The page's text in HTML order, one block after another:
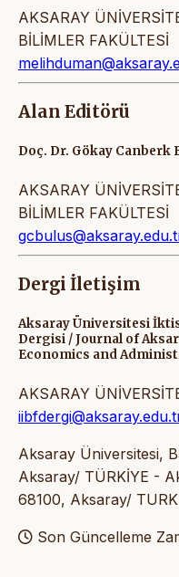
AKSARAY
BİLİMLER FAKÜLTESİ
Alan Editörü
Doç. Dr. Gökay Canberk
AKSARAY
BİLİMLER FAKÜLTESİ
Dergi İletişim
Aksaray Üniversitesi
Dergisi / Journal of
Economics and
AKSARAY
Aksaray Üniversitesi,
Aksaray/ TÜRKİYE -
68100, Aksaray/
Son Güncelleme